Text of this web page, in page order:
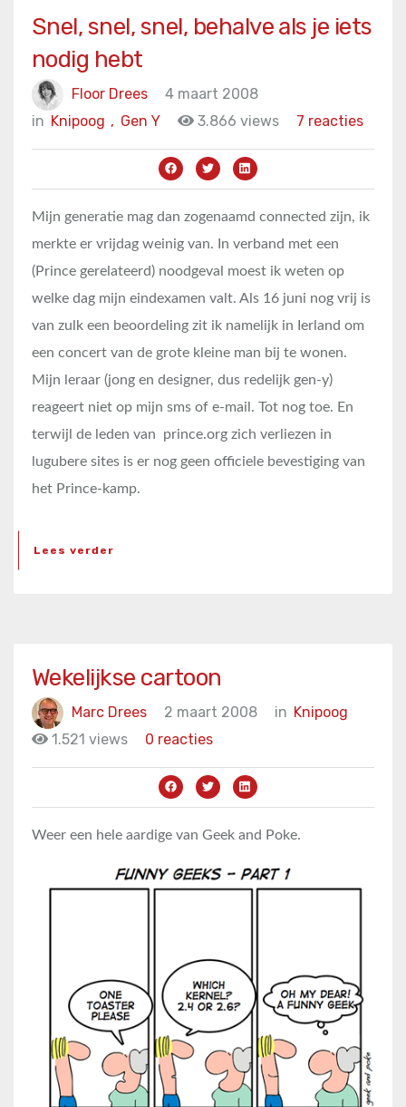
Snel, snel, snel, behalve als je iets
nodig hebt
Floor Drees
4 maart 2008
in
Gen Y
Knipoog , 3.866 views 7 reacties
Mijn generatie mag dan zogenaamd connected zijn, ik
merkte er vrijdag weinig van. In verband met een
(Prince gerelateerd) noodgeval moest ik weten op
welke dag mijn eindexamen valt. Als 16 juni nog vrij is
van zulk een beoordeling zit ik namelijk in Ierland om
een concert van de grote kleine man bij te wonen.
Mijn leraar (jong en designer, dus redelijk gen-y)
reageert niet op mijn sms of e-mail. Tot nog toe. En
terwijl de leden van prince.org zich verliezen in
lugubere sites is er nog geen officiele bevestiging van
het Prince-kamp.
Lees verder
Wekelijkse cartoon
Marc Drees 2 maart 2008 in Knipoog
1.521 views
0 reacties
Weer een hele aardige van Geek and Poke.